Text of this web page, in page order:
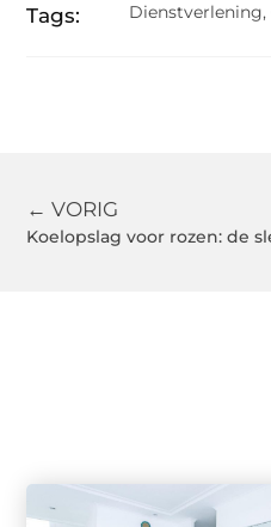
Tags: Dienstverlening,
← VORIG
Koelopslag voor rozen: de